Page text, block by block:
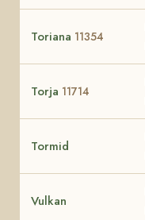
Toriana 11354
Torja 11714
Tormid
Vulkan